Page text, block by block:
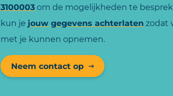
3100003om de mogelijkheden te
kun je jouw gegevens achterlaten zodat
met je kunnen opnemen.
Neem contact op